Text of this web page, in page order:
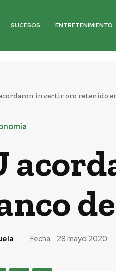
SUCESOS ENTRETENIMIENTO
invertir oro retenido
Fecha: 28 mayo 2020